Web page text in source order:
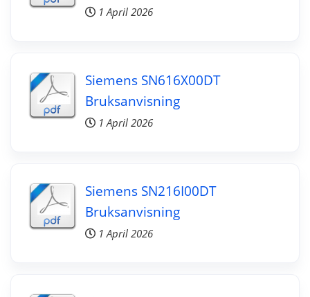
1 April 2026
Siemens SN616X00DT
Bruksanvisning
1 April 2026
Siemens SN216I00DT
Bruksanvisning
1 April 2026